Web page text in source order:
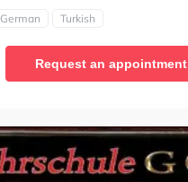
German Turkish
Request an appointment